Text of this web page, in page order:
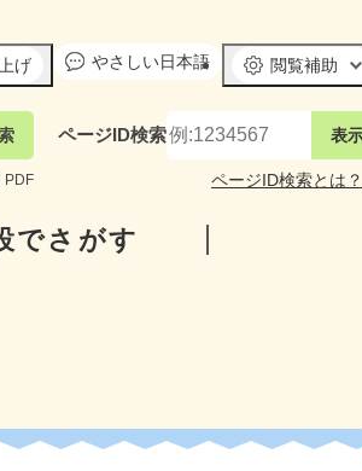
げ やさしい日本語 閲覧補助
PDF
ページID検索
ページID検索とは？
でさがす